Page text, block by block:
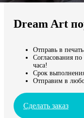
Мы доставляем по
Продолжить без
Dream Art
Отправь в
Согласования
часа!
Срок
Отправим в
Сделать заказ